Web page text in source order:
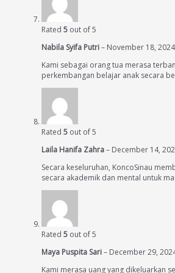
Rated 5 out of 5
Nabila Syifa Putri– November 18, 2024
Kami sebagai orang tua merasa
perkembangan belajar anak secara
Rated 5 out of 5
Laila Hanifa Zahra– December 14,
Secara keseluruhan, KoncoSinau
secara akademik dan mental untuk
Rated 5 out of 5
Maya Puspita Sari– December 29,
Kami merasa uang yang dikeluarkan